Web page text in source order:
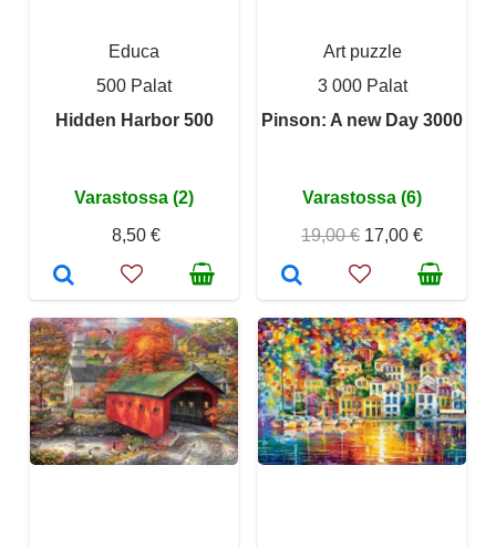
Educa
500 Palat
Hidden Harbor 500
Varastossa (2)
8,50 €
Art puzzle
3 000 Palat
Pinson: A new Day 3000
Varastossa (6)
19,00 € 17,00 €